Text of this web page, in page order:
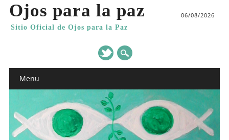
Ojos para la paz
Sitio Oficial de Ojos para la Paz
06/08/2026
Main menu
Menu